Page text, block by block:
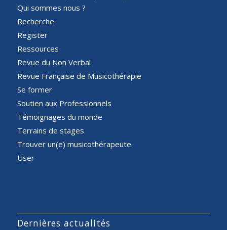
Qui sommes nous ?
Recherche
Register
Ressources
Revue du Non Verbal
Revue Française de Musicothérapie
Se former
Soutien aux Professionnels
Témoignages du monde
Terrains de stages
Trouver un(e) musicothérapeute
User
Dernières actualités